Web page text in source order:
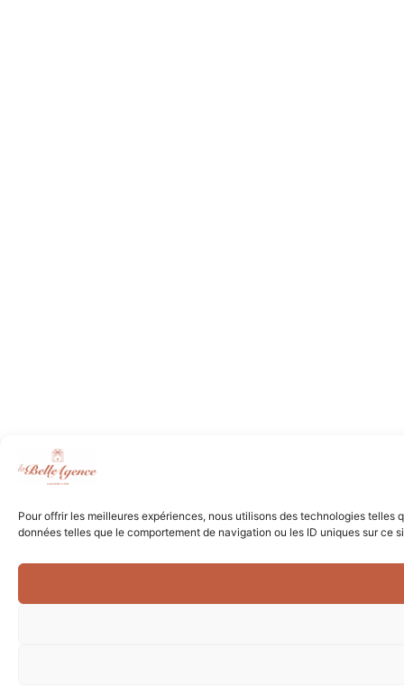
Pour offrir les meilleures expériences, nous utilisons des technologies
données telles que le comportement de navigation ou les ID uniques sur